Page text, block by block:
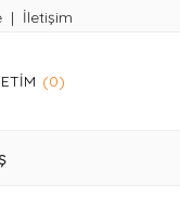
İletişim
(0)